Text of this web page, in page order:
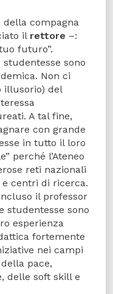
della compagna
il rettore –:
futuro”.
sono
Non ci
illusorio) del
A tal fine,
con grande
in tutto il loro
perché l’Ateneo
reti nazionali
centri di ricerca.
il professor
studentesse sono
esperienza
fortemente
nei campi
pace,
delle soft skill e